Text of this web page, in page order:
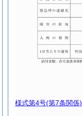
様式第4号(第7条関係)